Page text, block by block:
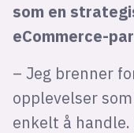
som en
eCommerce-
– Jeg brenner
opplevelser
enkelt å